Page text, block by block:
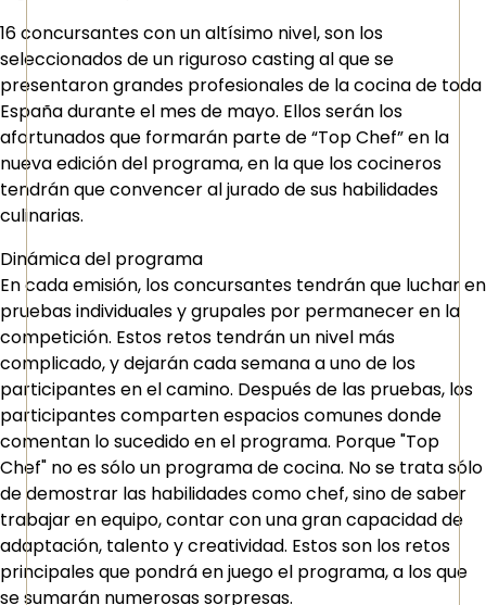
16 concursantes con un altísimo nivel, son los
seleccionados de un riguroso casting al que se
presentaron grandes profesionales de la cocina de toda
España durante el mes de mayo. Ellos serán los
afortunados que formarán parte de “Top Chef” en la
nueva edición del programa, en la que los cocineros
tendrán que convencer al jurado de sus habilidades
culinarias.
Dinámica del programa
En cada emisión, los concursantes tendrán que luchar en
pruebas individuales y grupales por permanecer en la
competición. Estos retos tendrán un nivel más
complicado, y dejarán cada semana a uno de los
participantes en el camino. Después de las pruebas, los
participantes comparten espacios comunes donde
comentan lo sucedido en el programa. Porque "Top
Chef" no es sólo un programa de cocina. No se trata sólo
de demostrar las habilidades como chef, sino de saber
trabajar en equipo, contar con una gran capacidad de
adaptación, talento y creatividad. Estos son los retos
principales que pondrá en juego el programa, a los que
se sumarán numerosas sorpresas.